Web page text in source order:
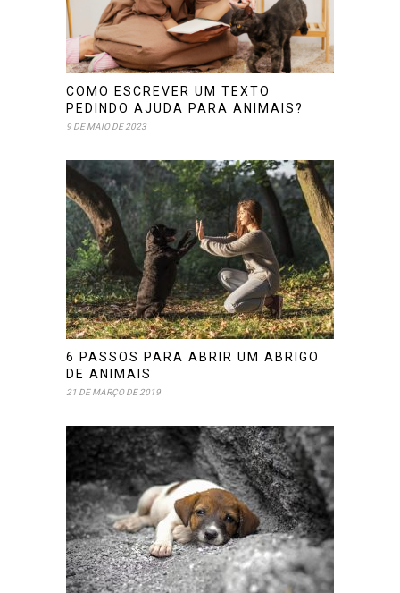
COMO ESCREVER UM TEXTO
PEDINDO AJUDA PARA ANIMAIS?
9 DE MAIO DE 2023
6 PASSOS PARA ABRIR UM ABRIGO
DE ANIMAIS
21 DE MARÇO DE 2019